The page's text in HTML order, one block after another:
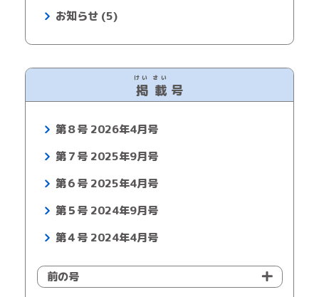
お知らせ (5)
掲
けい
載
さい
号
第８号 2026年4月号
第７号 2025年9月号
第６号 2025年4月号
第５号 2024年9月号
第４号 2024年4月号
前の号